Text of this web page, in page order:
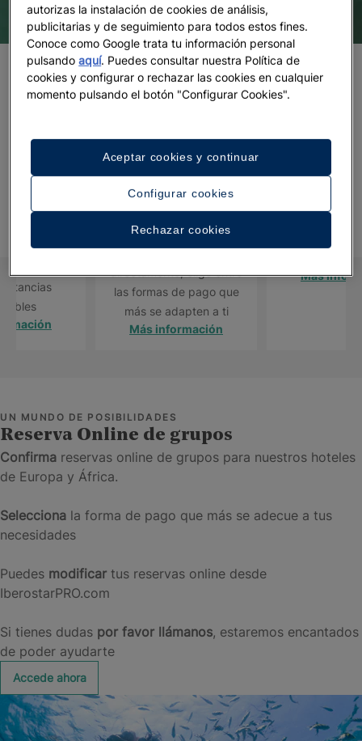
VENTAJAS EXCLUSIVAS
de
COMISIÓN
Reserva ahora y
descuenta tu comisión
directamente; elige entre
las formas de pago que
más se adapten a ti
Más información
Acumula
Más
UN MUNDO DE POSIBILIDADES
Reserva Online de grupos
Confirma reservas online de grupos para nuestros hoteles
de Europa y África.
Selecciona la forma de pago que más se adecue a tus
necesidades
Puedes modificar tus reservas online desde
IberostarPRO.com
Si tienes dudas por favor llámanos, estaremos encantados
de poder ayudarte
Accede ahora
autorizas la instalación de cookies de análisis,
publicitarias y de seguimiento para todos estos fines.
Conoce como Google trata tu información personal
pulsandoaquí. Puedes consultar nuestra Política de
cookies y configurar o rechazar las cookies en cualquier
momento pulsando el botón "Configurar Cookies".
Configurar cookies
Rechazar cookies
Aceptar cookies y continuar